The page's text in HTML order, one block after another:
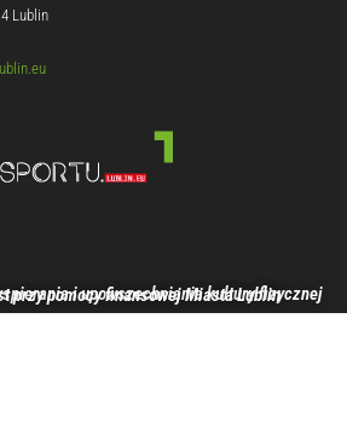
Lublin
kultury fizycznej realizowane jest przy pomocy finansowej Miasta Lublin